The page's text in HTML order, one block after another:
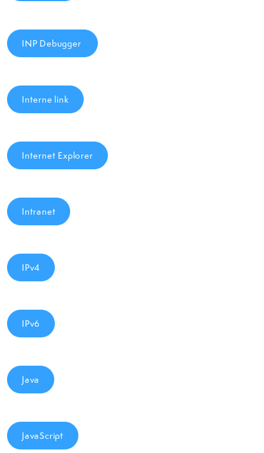
INP Debugger
Interne link
Internet Explorer
Intranet
IPv4
IPv6
Java
JavaScript